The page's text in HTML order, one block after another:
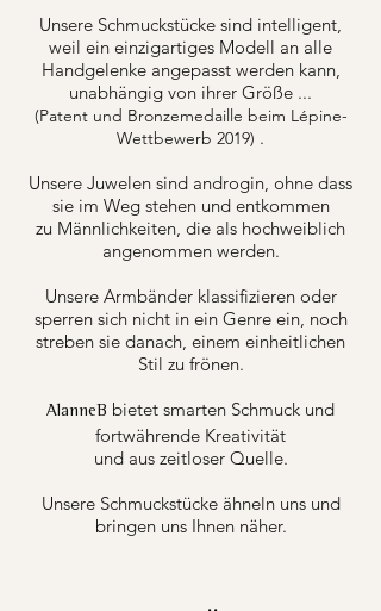
Unsere Schmuckstücke sind intelligent,
weil ein einzigartiges Modell an alle
Handgelenke angepasst werden kann,
unabhängig von ihrer Größe ...
(Patent und Bronzemedaille beim Lépine-
Wettbewerb 2019) .
Unsere Juwelen sind androgin, ohne dass
sie im Weg stehen und entkommen
zu Männlichkeiten, die als hochweiblich
angenommen werden.
Unsere Armbänder klassifizieren oder
sperren sich nicht in ein Genre ein, noch
streben sie danach, einem einheitlichen
Stil zu frönen.
AlanneB bietet smarten Schmuck und
fortwährende Kreativität
und aus zeitloser Quelle.
Unsere Schmuckstücke ähneln uns und
bringen uns Ihnen näher.